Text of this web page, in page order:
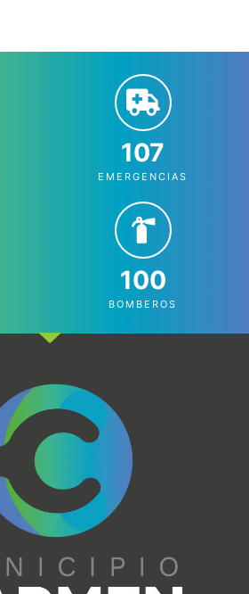
107
EMERGENCIAS
100
BOMBEROS